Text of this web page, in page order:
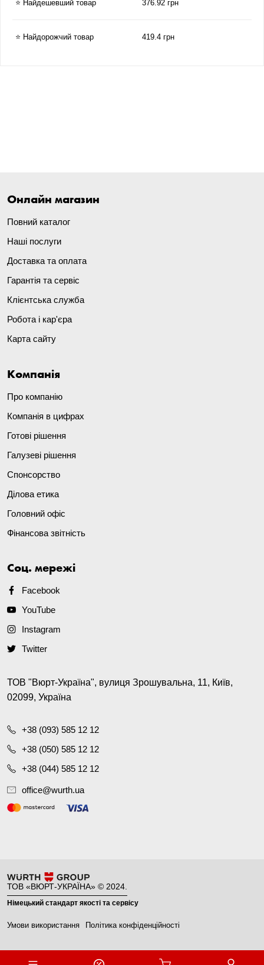
⭐ Найдешевший товар 376.92 грн
⭐ Найдорожчий товар 419.4 грн
Онлайн магазин
Повний каталог
Наші послуги
Доставка та оплата
Гарантія та сервіс
Клієнтська служба
Робота і кар'єра
Карта сайту
Компанія
Про компанію
Компанія в цифрах
Готові рішення
Галузеві рішення
Спонсорство
Ділова етика
Головний офіс
Фінансова звітність
Соц. мережі
Facebook
YouTube
Instagram
Twitter
ТОВ "Вюрт-Україна", вулиця Зрошувальна, 11, Київ,
02099, Україна
+38 (093) 585 12 12
+38 (050) 585 12 12
+38 (044) 585 12 12
office@wurth.ua
ТОВ «ВЮРТ-УКРАЇНА» © 2024.
Німецький стандарт якості та сервісу
Умови використання Політика конфіденційності